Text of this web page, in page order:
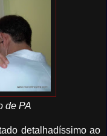
de PA
detalhadíssimo ao